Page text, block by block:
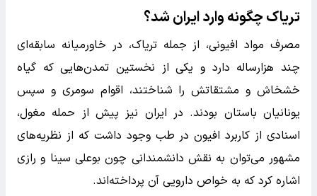
تریاک چگونه وارد ایران شد؟
مصرف مواد افیونی، از جمله تریاک، در خاورمیانه سابقه‌ای
چند هزارساله دارد و یکی از نخستین تمدن‌هایی که گیاه
خشخاش و مشتقاتش را شناختند، اقوام سومری و سپس
یونانیان باستان بودند. در ایران نیز پیش از حمله مغول،
اسنادی از کاربرد افیون در طب وجود داشت که از نظریه‌های
مشهور می‌توان به نقش دانشمندانی چون بوعلی سینا و رازی
اشاره کرد که به خواص دارویی آن پرداخته‌اند.